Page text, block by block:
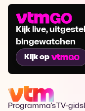
Kijk live,
bingewatchen
Kijk op
Programma's TV-gids